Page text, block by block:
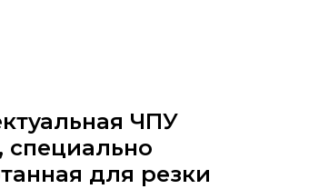
ЧПУ
специально
для резки